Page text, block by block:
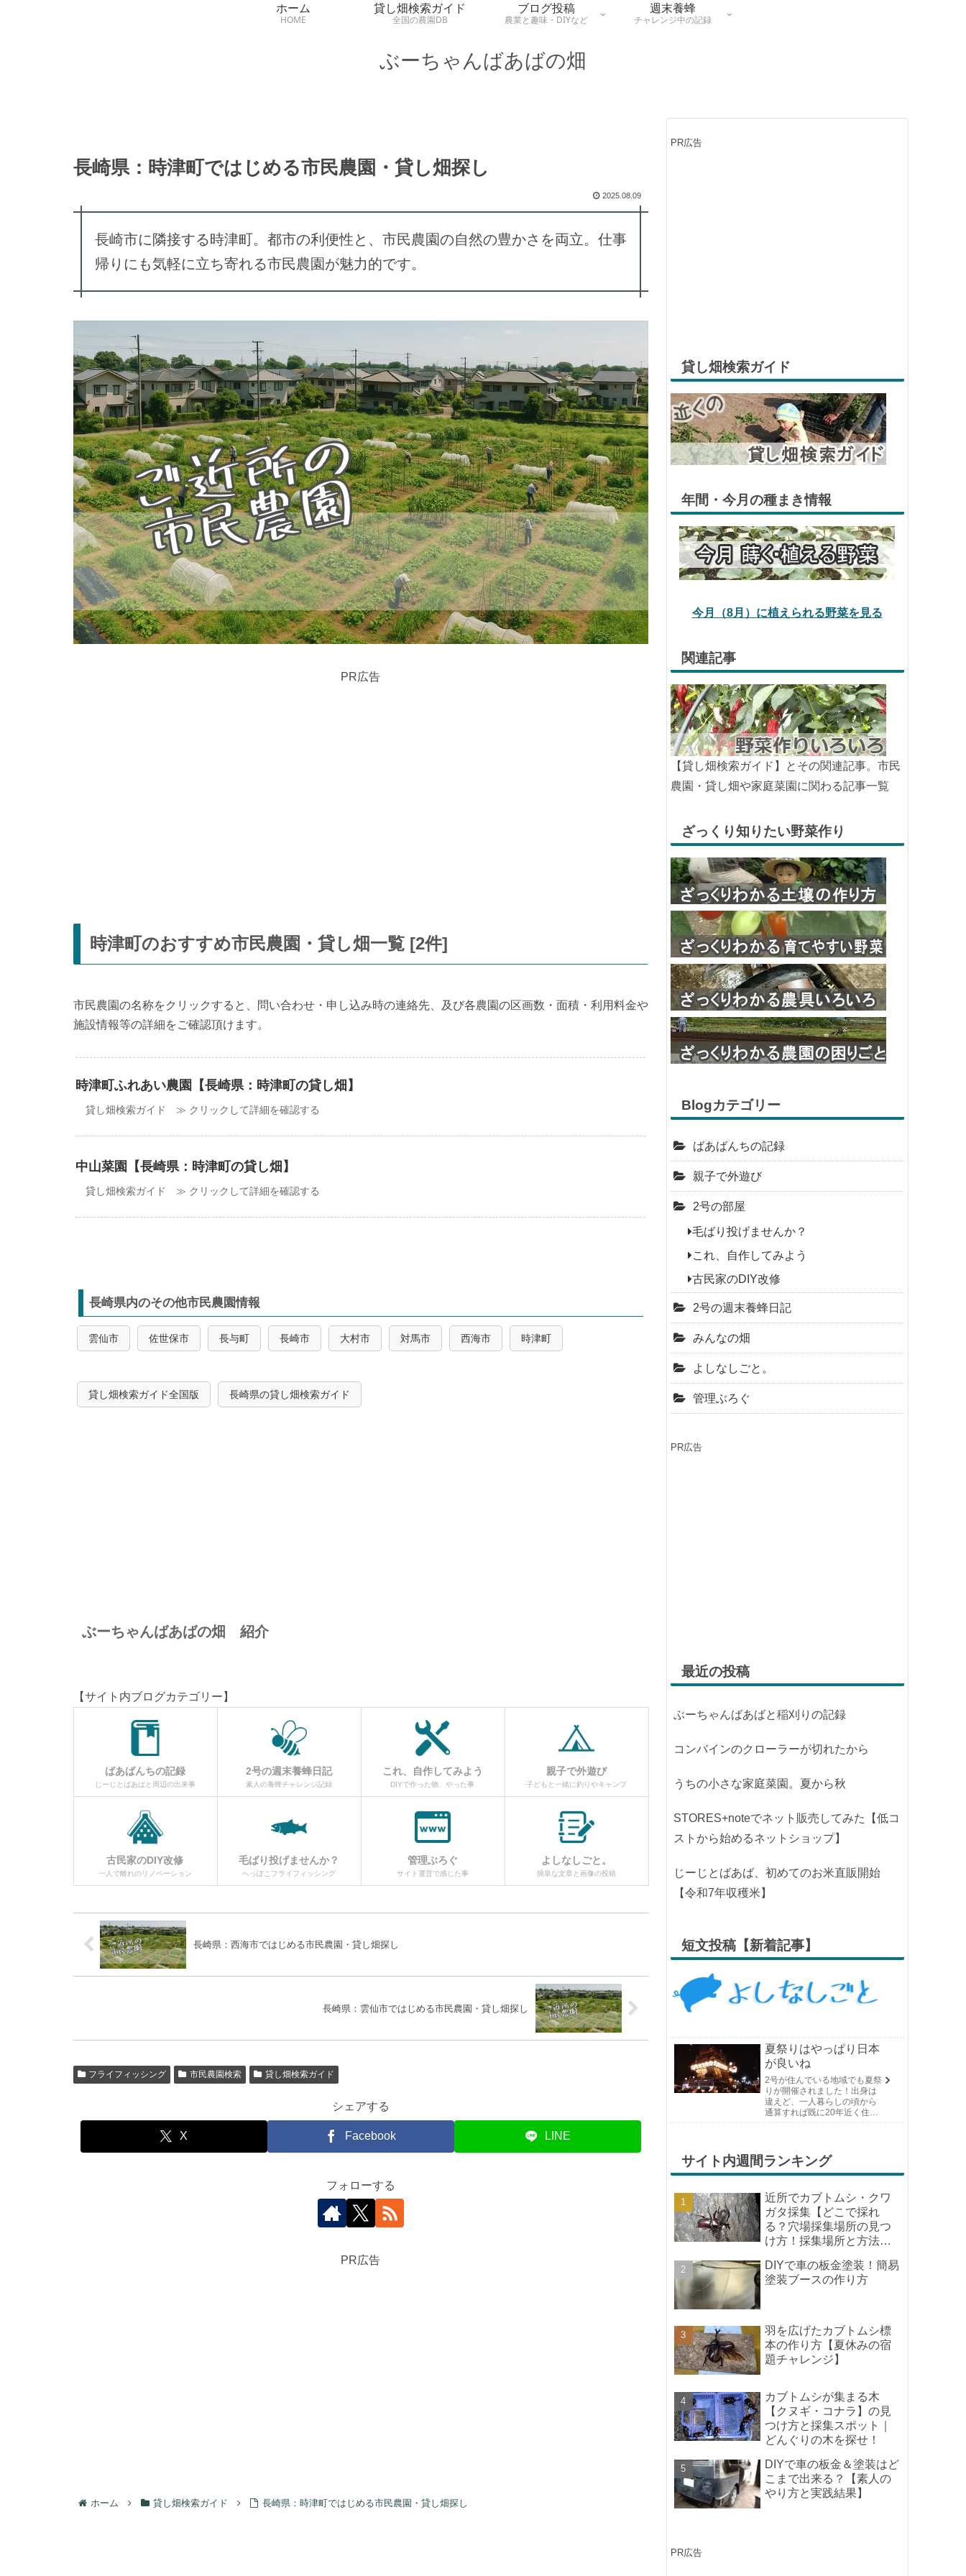
ぶーちゃんばあばの畑
ホーム
HOME
貸し畑検索ガイド
全国の農園DB
ブログ投稿
農業と趣味・DIYなど
週末養蜂
チャレンジ中の記録
長崎県：時津町ではじめる市民農園・貸し畑探し
2025.08.09
長崎市に隣接する時津町。都市の利便性と、市民農園の自然の豊かさを両立。仕事
帰りにも気軽に立ち寄れる市民農園が魅力的です。
PR広告
時津町のおすすめ市民農園・貸し畑一覧 [2件]
市民農園の名称をクリックすると、問い合わせ・申し込み時の連絡先、及び各農園の区画数・面積・利用料金や
施設情報等の詳細をご確認頂けます。
時津町ふれあい農園【長崎県：時津町の貸し畑】
貸し畑検索ガイド ≫ クリックして詳細を確認する
中山菜園【長崎県：時津町の貸し畑】
貸し畑検索ガイド ≫ クリックして詳細を確認する
長崎県内のその他市民農園情報
雲仙市 佐世保市 長与町 長崎市 大村市 対馬市 西海市 時津町
貸し畑検索ガイド全国版 長崎県の貸し畑検索ガイド
ぶーちゃんばあばの畑 紹介
【サイト内ブログカテゴリー】
ばあばんちの記録
じーじとばあばと周辺の出来事
2号の週末養蜂日記
素人の養蜂チャレンジ記録
これ、自作してみよう
DIYで作った物、やった事
親子で外遊び
子どもと一緒に釣りやキャンプ
古民家のDIY改修
一人で離れのリノベーション
毛ばり投げませんか？
へっぽこフライフィッシング
管理ぶろぐ
サイト運営で感じた事
よしなしごと。
簡単な文章と画像の投稿
長崎県：西海市ではじめる市民農園・貸し畑探し
長崎県：雲仙市ではじめる市民農園・貸し畑探し
フライフィッシング 市民農園検索 貸し畑検索ガイド
シェアする
X Facebook LINE
フォローする
PR広告
ホーム 貸し畑検索ガイド 長崎県：時津町ではじめる市民農園・貸し畑探し
PR広告
貸し畑検索ガイド
年間・今月の種まき情報
今月（8月）に植えられる野菜を見る
関連記事
【貸し畑検索ガイド】とその関連記事。市民
農園・貸し畑や家庭菜園に関わる記事一覧
ざっくり知りたい野菜作り
Blogカテゴリー
ばあばんちの記録
親子で外遊び
2号の部屋
毛ばり投げませんか？
これ、自作してみよう
古民家のDIY改修
2号の週末養蜂日記
みんなの畑
よしなしごと。
管理ぶろぐ
PR広告
最近の投稿
ぶーちゃんばあばと稲刈りの記録
コンバインのクローラーが切れたから
うちの小さな家庭菜園。夏から秋
STORES+noteでネット販売してみた【低コ
ストから始めるネットショップ】
じーじとばあば、初めてのお米直販開始
【令和7年収穫米】
短文投稿【新着記事】
夏祭りはやっぱり日本
が良いね
2号が住んでいる地域でも夏祭
りが開催されました！出身は
違えど、一人暮らしの頃から
通算すれば既に20年近く住ん
す。そして、それは2号嫁も同
じようで、夏祭りが近いづい...
サイト内週間ランキング
近所でカブトムシ・クワ
ガタ採集【どこで採れ
る？穴場採集場所の見つ
け方！採集場所と方法や
DIYで車の板金塗装！簡易
塗装ブースの作り方
羽を広げたカブトムシ標
本の作り方【夏休みの宿
題チャレンジ】
カブトムシが集まる木
【クヌギ・コナラ】の見
つけ方と採集スポット｜
どんぐりの木を探せ！
DIYで車の板金＆塗装はど
こまで出来る？【素人の
やり方と実践結果】
PR広告